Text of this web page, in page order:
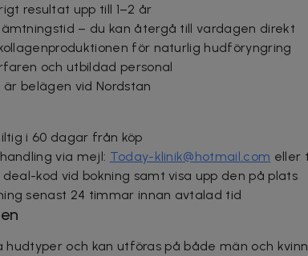
resultat upp till 1–2 år
– du kan återgå till vardagen direkt
för naturlig hudföryngring
och utbildad personal
är belägen vid Nordstan
i 60 dagar från köp
via mejl: Today-klinik@hotmail.com eller
deal-kod vid bokning samt visa upp den på plats
senast 24 timmar innan avtalad tid
hudtyper och kan utföras på både män och